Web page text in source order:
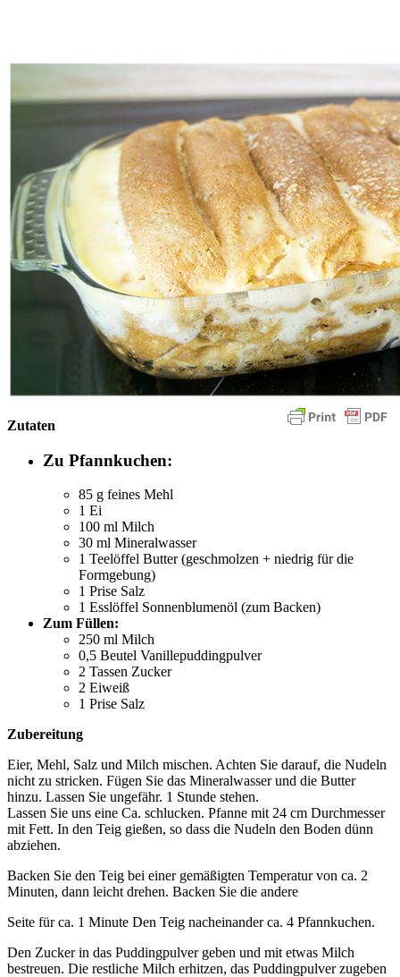
Zutaten
Zu Pfannkuchen:
85 g feines Mehl
1 Ei
100 ml Milch
30 ml Mineralwasser
1 Teelöffel Butter (geschmolzen + niedrig für die
Formgebung)
1 Prise Salz
1 Esslöffel Sonnenblumenöl (zum Backen)
Zum Füllen:
250 ml Milch
0,5 Beutel Vanillepuddingpulver
2 Tassen Zucker
2 Eiweiß
1 Prise Salz
Zubereitung
Eier, Mehl, Salz und Milch mischen. Achten Sie darauf, die Nudeln
nicht zu stricken. Fügen Sie das Mineralwasser und die Butter
hinzu. Lassen Sie ungefähr. 1 Stunde stehen.
Lassen Sie uns eine Ca. schlucken. Pfanne mit 24 cm Durchmesser
mit Fett. In den Teig gießen, so dass die Nudeln den Boden dünn
abziehen.
Backen Sie den Teig bei einer gemäßigten Temperatur von ca. 2
Minuten, dann leicht drehen. Backen Sie die andere
Seite für ca. 1 Minute Den Teig nacheinander ca. 4 Pfannkuchen.
Den Zucker in das Puddingpulver geben und mit etwas Milch
bestreuen. Die restliche Milch erhitzen, das Puddingpulver zugeben